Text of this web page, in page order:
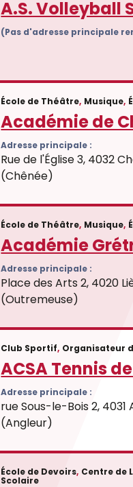
A.S. Volleyball
(Pas d'adresse principale
École de Théâtre, Musique,
Académie de
Adresse principale :
Rue de l'Église 3, 4032
(Chênée)
École de Théâtre, Musique,
Académie
Adresse principale :
Place des Arts 2, 4020
(Outremeuse)
Club Sportif, Organisateur
ACSA Tennis
Adresse principale :
rue Sous-le-Bois 2, 4031
(Angleur)
École de Devoirs, Centre de
Scolaire